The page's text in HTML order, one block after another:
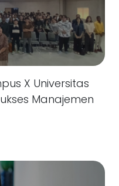
X Universitas
Manajemen